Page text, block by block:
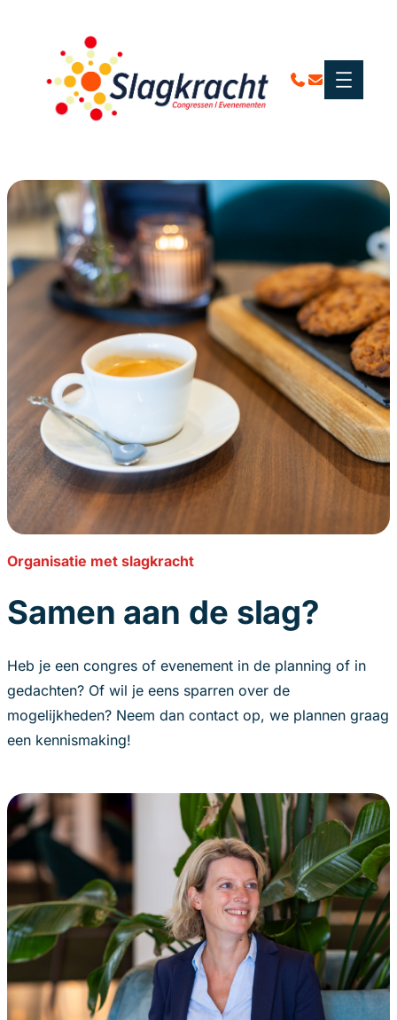
Organisatie met slagkracht
Samen aan de slag?
Heb je een congres of evenement in de planning of in
gedachten? Of wil je eens sparren over de
mogelijkheden? Neem dan contact op, we plannen graag
een kennismaking!